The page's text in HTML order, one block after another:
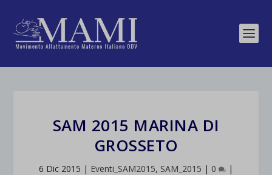
SAM 2015 MARINA DI
GROSSETO
6 Dic 2015 | Eventi_SAM2015, SAM_2015 | 0 |